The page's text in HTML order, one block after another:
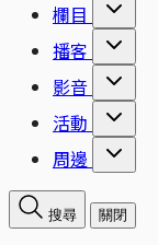
欄目
播客
影音
活動
周邊
搜尋 關閉